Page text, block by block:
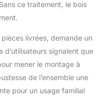
développent la
et
compact et ses
résistants en
jeu extérieur
pour jardin,
familiale.
ce traitement, le bois
livrées, demande un
d’utilisateurs signalent que
mener le montage à
de l’ensemble une
pour un usage familial